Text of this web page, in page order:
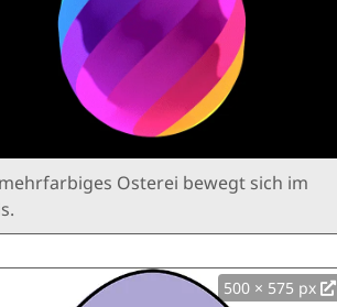
Osterei bewegt sich im
500 × 575 px